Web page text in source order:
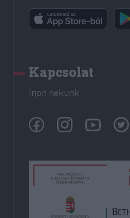
Kapcsolat
Írjon nekünk